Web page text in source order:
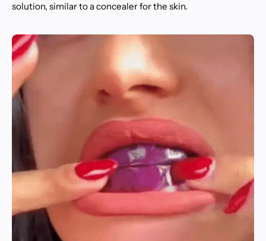
solution, similar to a concealer for the skin.